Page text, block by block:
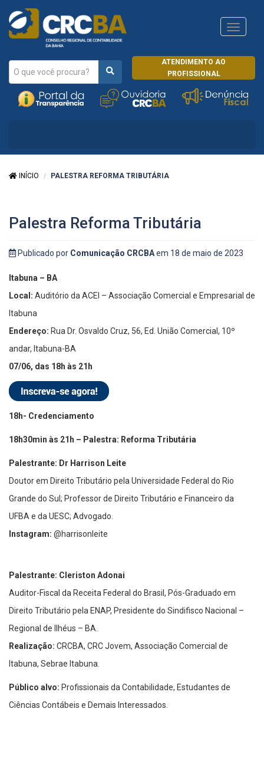
ATENDIMENTO AO
PROFISSIONAL
CRCRJ
INÍCIO PALESTRA REFORMA TRIBUTÁRIA
Palestra Reforma Tributária
Publicado por Comunicação CRCBAem 18 de maio de 2023
Itabuna – BA
Local: Auditório da ACEI – Associação Comercial e Empresarial de
Itabuna
Endereço: Rua Dr. Osvaldo Cruz, 56, Ed. União Comercial, 10º
andar, Itabuna-BA
07/06, das 18h às 21h
18h- Credenciamento
18h30min às 21h – Palestra: Reforma Tributária
Palestrante: Dr Harrison Leite
Doutor em Direito Tributário pela Universidade Federal do Rio
Grande do Sul; Professor de Direito Tributário e Financeiro da
UFBA e da UESC; Advogado.
Instagram: @harrisonleite
Palestrante: Cleriston Adonai
Auditor-Fiscal da Receita Federal do Brasil, Pós-Graduado em
Direito Tributário pela ENAP, Presidente do Sindifisco Nacional –
Regional de Ilhéus – BA.
Realização: CRCBA, CRC Jovem, Associação Comercial de
Itabuna, Sebrae Itabuna.
Público alvo: Profissionais da Contabilidade, Estudantes de
Ciências Contábeis e Demais Interessados.